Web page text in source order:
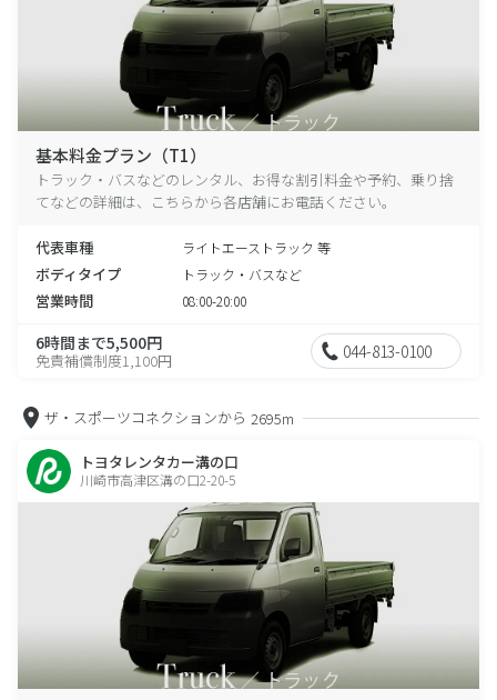
基本料金プラン（T1）
トラック・バスなどのレンタル、お得な割引料金や予約、乗り捨
てなどの詳細は、こちらから各店舗にお電話ください。
代表車種 ライトエーストラック 等
ボディタイプ トラック・バスなど
営業時間 08:00-20:00
6時間まで5,500円
免責補償制度1,100円 044-813-0100
ザ・スポーツコネクションから 2695m
トヨタレンタカー溝の口
川崎市高津区溝の口2-20-5